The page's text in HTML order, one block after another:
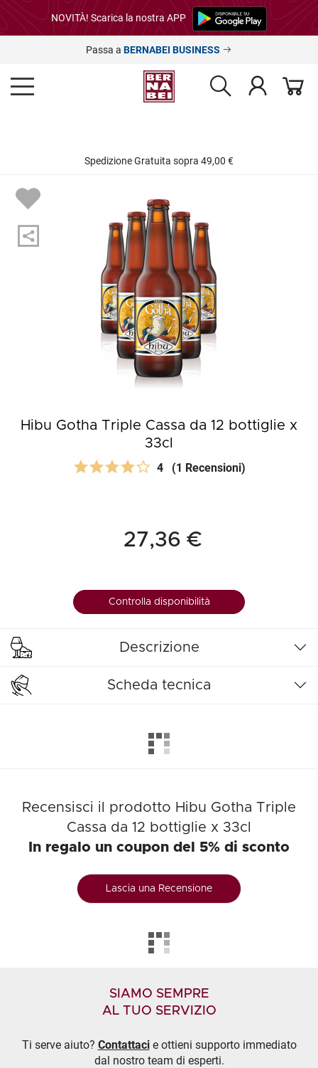
NOVITÀ! Scarica la nostra APP
Passa a BERNABEI BUSINESS
Spedizione Gratuita sopra 49,00 €
Hibu Gotha Triple Cassa da 12 bottiglie x
33cl
4 (1 Recensioni)
27,36 €
Controlla disponibilità
Descrizione
Scheda tecnica
Recensisci il prodotto Hibu Gotha Triple
Cassa da 12 bottiglie x 33cl
In regalo un coupon del 5% di sconto
Lascia una Recensione
SIAMO SEMPRE
AL TUO SERVIZIO
Ti serve aiuto? Contattacie ottieni supporto immediato
dal nostro team di esperti.